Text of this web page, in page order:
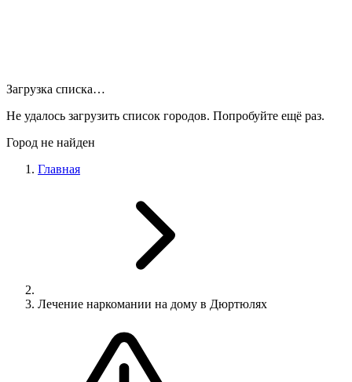
Загрузка списка…
Не удалось загрузить список городов. Попробуйте ещё раз.
Город не найден
Главная
Лечение наркомании на дому в Дюртюлях